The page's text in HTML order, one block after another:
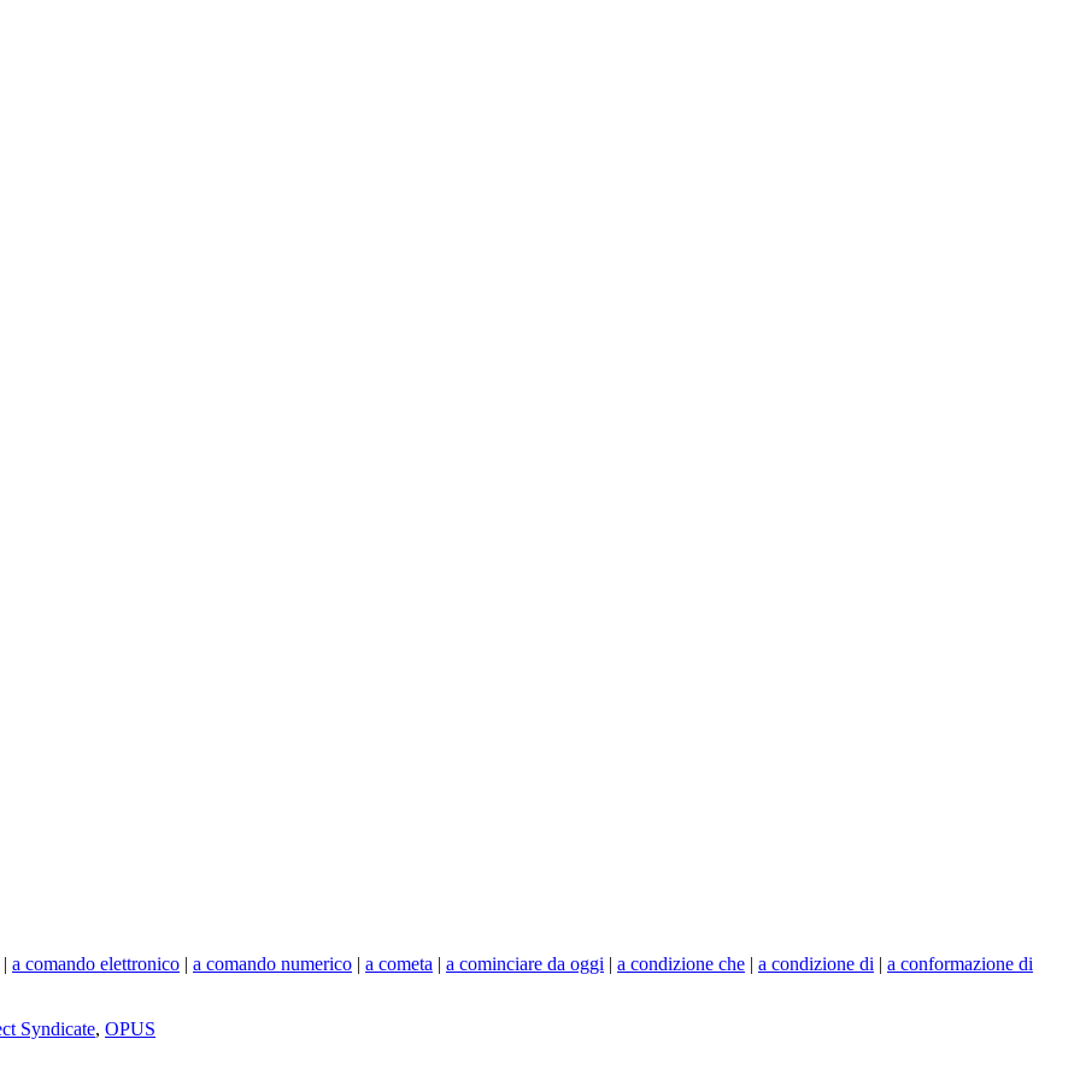
| a comando elettronico | a comando numerico | a cometa | a cominciare da oggi | a condizione che | a condizione di | a conformazione di
Syndicate, OPUS